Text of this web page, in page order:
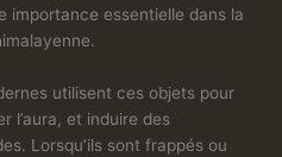
importance essentielle dans la
utilisent ces objets pour
l’aura, et induire des
Lorsqu’ils sont frappés ou